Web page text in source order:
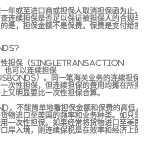
年或至进口商或担保人取消担保函为止。
连续担保是否足以保证被担保人的合规与
是，担保金额不是保费。保费是支付给担
次性担保（SingleTransaction
可以连续担保
）。同一笔海关业务的连续担保
次性担保，但连续担保的费用均摊在所担
又明显要比一次性担保合算。
，不能简单地看担保金额和保费的高低，
物进口至美国的频率和业务种类。如只是
一次性担保。如果经常将货物进口至美国
岸入境，则连续保税是在效率和经济上的